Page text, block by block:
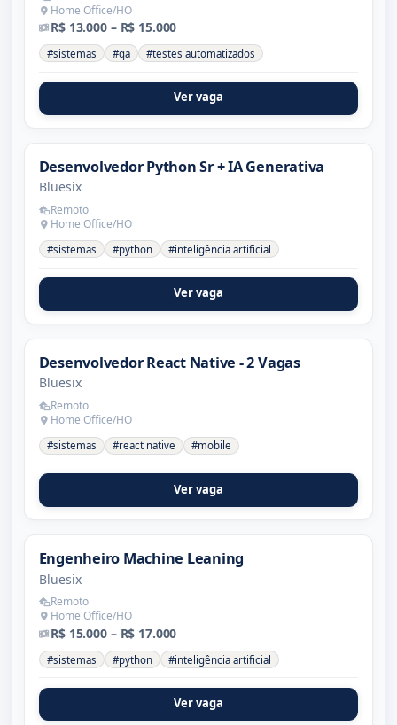
Home Office/HO
R$ 13.000 – R$ 15.000
#sistemas #qa #testes automatizados
Ver vaga
Desenvolvedor Python Sr + IA Generativa
Bluesix
Remoto
Home Office/HO
#sistemas #python #inteligência artificial
Ver vaga
Desenvolvedor React Native - 2 Vagas
Bluesix
Remoto
Home Office/HO
#sistemas #react native #mobile
Ver vaga
Engenheiro Machine Leaning
Bluesix
Remoto
Home Office/HO
R$ 15.000 – R$ 17.000
#sistemas #python #inteligência artificial
Ver vaga